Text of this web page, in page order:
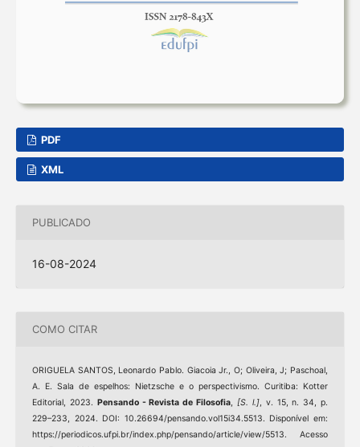
PDF
XML
PUBLICADO
16-08-2024
COMO CITAR
ORIGUELA SANTOS, Leonardo Pablo. Giacoia Jr., O; Oliveira, J; Paschoal,
A. E. Sala de espelhos: Nietzsche e o perspectivismo. Curitiba: Kotter
Editorial, 2023. Pensando - Revista de Filosofia, [S. l.], v. 15, n. 34, p.
229–233, 2024. DOI: 10.26694/pensando.vol15i34.5513. Disponível em:
https://periodicos.ufpi.br/index.php/pensando/article/view/5513. Acesso